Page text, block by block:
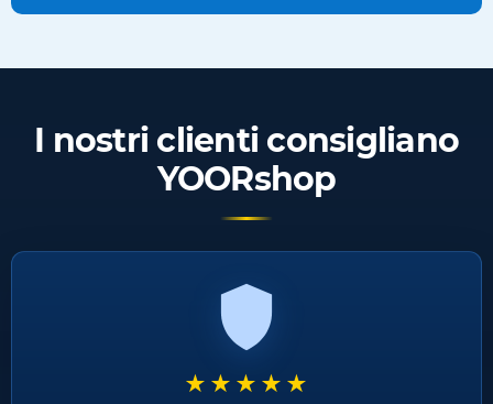
I nostri clienti consigliano
YOORshop
★★★★★